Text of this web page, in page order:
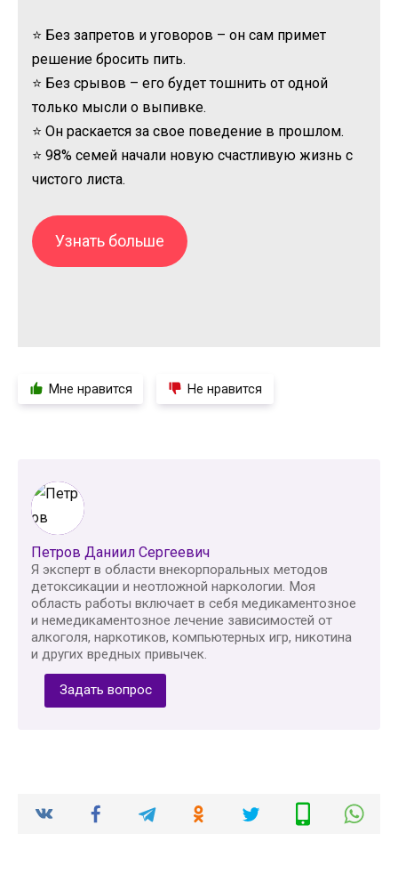
⭐ Без запретов и уговоров – он сам примет
решение бросить пить.
⭐ Без срывов – его будет тошнить от одной
только мысли о выпивке.
⭐ Он раскается за свое поведение в прошлом.
⭐ 98% семей начали новую счастливую жизнь с
чистого листа.
Узнать больше
Мне нравится Не нравится
Петров Даниил Сергеевич
Я эксперт в области внекорпоральных методов
детоксикации и неотложной наркологии. Моя
область работы включает в себя медикаментозное
и немедикаментозное лечение зависимостей от
алкоголя, наркотиков, компьютерных игр, никотина
и других вредных привычек.
Задать вопрос